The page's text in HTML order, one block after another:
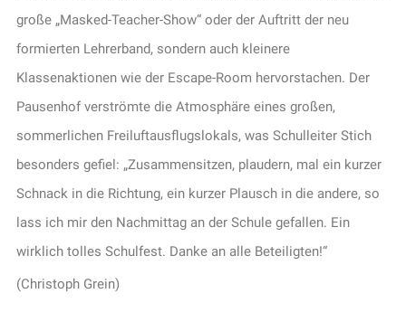
große „Masked-Teacher-Show“ oder der Auftritt der neu
formierten Lehrerband, sondern auch kleinere
Klassenaktionen wie der Escape-Room hervorstachen. Der
Pausenhof verströmte die Atmosphäre eines großen,
sommerlichen Freiluftausflugslokals, was Schulleiter Stich
besonders gefiel: „Zusammensitzen, plaudern, mal ein kurzer
Schnack in die Richtung, ein kurzer Plausch in die andere, so
lass ich mir den Nachmittag an der Schule gefallen. Ein
wirklich tolles Schulfest. Danke an alle Beteiligten!“
(Christoph Grein)